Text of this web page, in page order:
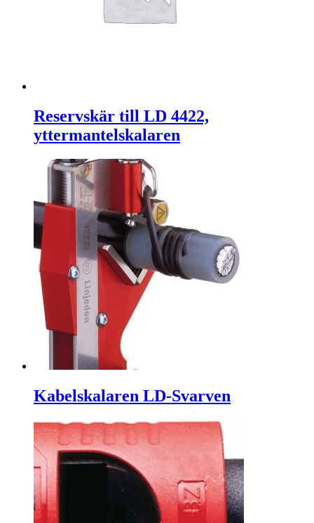
Reservskär till LD 4422,
yttermantelskalaren
Kabelskalaren LD-Svarven